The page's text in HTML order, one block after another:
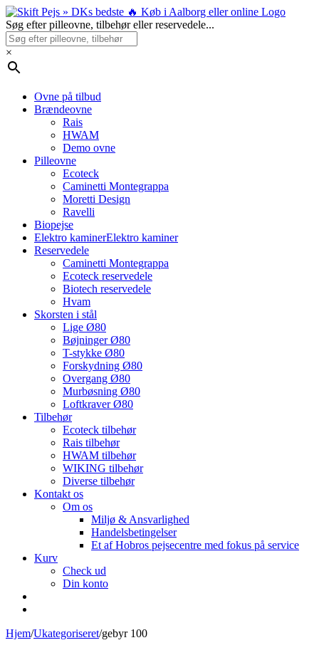
Skip
to
content
Søg efter pilleovne, tilbehør eller reservedele...
×
Ovne på tilbud
Brændeovne
Rais
HWAM
Demo ovne
Pilleovne
Ecoteck
Caminetti Montegrappa
Moretti Design
Ravelli
Biopejse
Elektro kaminerElektro kaminer
Reservedele
Caminetti Montegrappa
Ecoteck reservedele
Biotech reservedele
Hvam
Skorsten i stål
Lige Ø80
Bøjninger Ø80
T-stykke Ø80
Forskydning Ø80
Overgang Ø80
Murbøsning Ø80
Loftkraver Ø80
Tilbehør
Ecoteck tilbehør
Rais tilbehør
HWAM tilbehør
WIKING tilbehør
Diverse tilbehør
Kontakt os
Om os
Miljø & Ansvarlighed
Handelsbetingelser
Et af Hobros pejsecentre med fokus på service
Kurv
Check ud
Din konto
Hjem/Ukategoriseret/gebyr 100